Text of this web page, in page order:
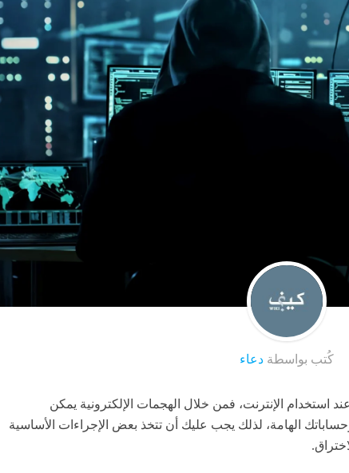
كُتب بواسطة دعاء
استخدام الإنترنت، فمن خلال الهجمات الإلكترونية يمكن
الهامة، لذلك يجب عليك أن تتخذ بعض الإجراءات الأساسية